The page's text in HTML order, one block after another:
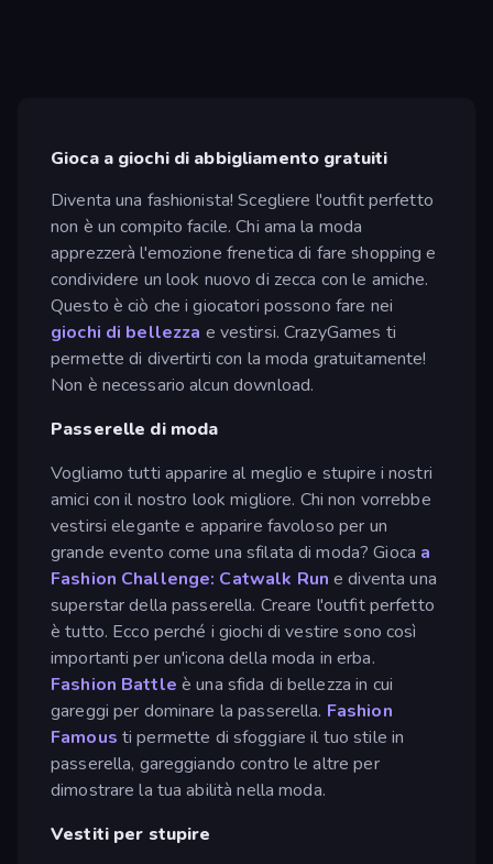
Gioca a giochi di abbigliamento gratuiti
Diventa una fashionista! Scegliere l'outfit perfetto
non è un compito facile. Chi ama la moda
apprezzerà l'emozione frenetica di fare shopping e
condividere un look nuovo di zecca con le amiche.
Questo è ciò che i giocatori possono fare nei
giochi di bellezza e vestirsi. CrazyGames ti
permette di divertirti con la moda gratuitamente!
Non è necessario alcun download.
Passerelle di moda
Vogliamo tutti apparire al meglio e stupire i nostri
amici con il nostro look migliore. Chi non vorrebbe
vestirsi elegante e apparire favoloso per un
grande evento come una sfilata di moda? Gioca a
Fashion Challenge: Catwalk Run e diventa una
superstar della passerella. Creare l'outfit perfetto
è tutto. Ecco perché i giochi di vestire sono così
importanti per un'icona della moda in erba.
Fashion Battle è una sfida di bellezza in cui
gareggi per dominare la passerella. Fashion
Famous ti permette di sfoggiare il tuo stile in
passerella, gareggiando contro le altre per
dimostrare la tua abilità nella moda.
Vestiti per stupire